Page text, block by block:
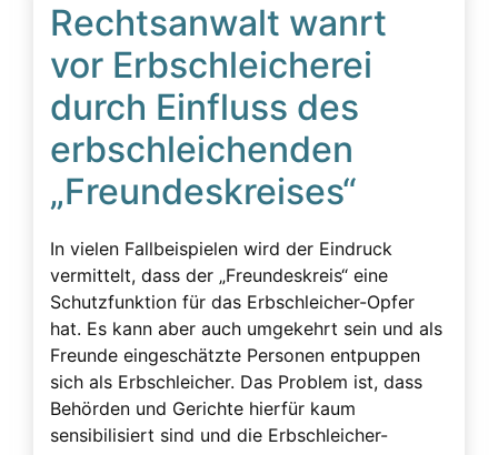
Rechtsanwalt wanrt
vor Erbschleicherei
durch Einfluss des
erbschleichenden
„Freundeskreises“
In vielen Fallbeispielen wird der Eindruck
vermittelt, dass der „Freundeskreis“ eine
Schutzfunktion für das Erbschleicher-Opfer
hat. Es kann aber auch umgekehrt sein und als
Freunde eingeschätzte Personen entpuppen
sich als Erbschleicher. Das Problem ist, dass
Behörden und Gerichte hierfür kaum
sensibilisiert sind und die Erbschleicher-
Erbschleichervideos
Erbunwürdigkeit
Ersatzansprüche
Familiengeschichte wurde zerstört
Fassadenverhalten
Gericht
Geschädigte
Geschäftsunfähigkeit
Gesprächsüberwachung
Gutachten
Körperliche Faktoren